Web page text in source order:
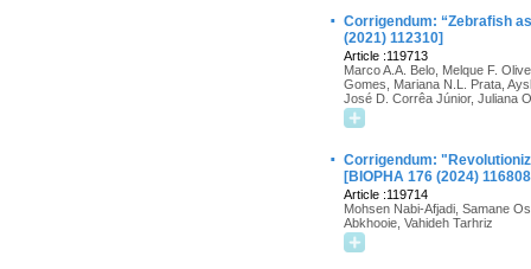
· Corrigendum: “Zebrafish
(2021) 112310]
Article :119713
Marco A.A. Belo, Melque F.
Gomes, Mariana N.L. Prata,
José D. Corrêa Júnior, Juliana
· Corrigendum:
[BIOPHA 176 (2024)
Article :119714
Mohsen Nabi-Afjadi, Samane
Abkhooie, Vahideh Tarhriz